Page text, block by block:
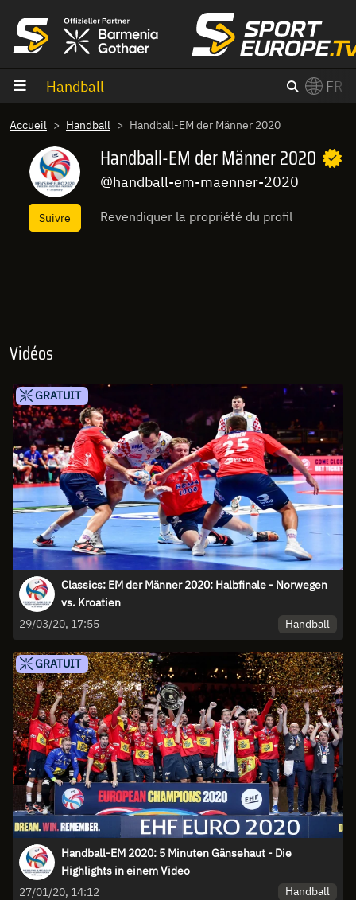
Handball FR
Switch to English?
Accueil Handball Handball-EM der Männer 2020
Suivre
Handball-EM der Männer 2020
@handball-em-maenner-2020
Revendiquer la propriété du profil
Vidéos
GRATUIT
Classics: EM der Männer 2020: Halbfinale - Norwegen
vs. Kroatien
29/03/20, 17:55
Handball
GRATUIT
Handball-EM 2020: 5 Minuten Gänsehaut - Die
Highlights in einem Video
27/01/20, 14:12
Handball